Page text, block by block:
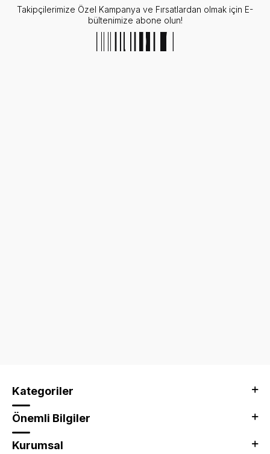
Takipçilerimize Özel Kampanya ve Fırsatlardan olmak için E-
bültenimize abone olun!
Kategoriler
Önemli Bilgiler
Kurumsal